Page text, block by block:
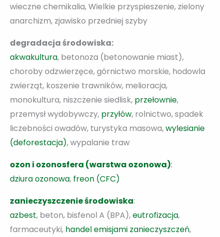
wieczne chemikalia, Wielkie przyspieszenie, zielony
anarchizm, zjawisko przedniej szyby
degradacja środowiska:
akwakultura, betonoza (betonowanie miast),
choroby odzwierzęce, górnictwo morskie, hodowla
zwierząt, koszenie trawników, melioracja,
monokultura, niszczenie siedlisk, przełownie,
przemysł wydobywczy, przyłów, rolnictwo, spadek
liczebności owadów, turystyka masowa,wylesianie
(deforestacja), wypalanie traw
ozon i ozonosfera (warstwa ozonowa):
dziura ozonowa, freon (CFC)
zanieczyszczenie środowiska:
azbest, beton, bisfenol A (BPA),eutrofizacja,
farmaceutyki, handel emisjami zanieczyszczeń,